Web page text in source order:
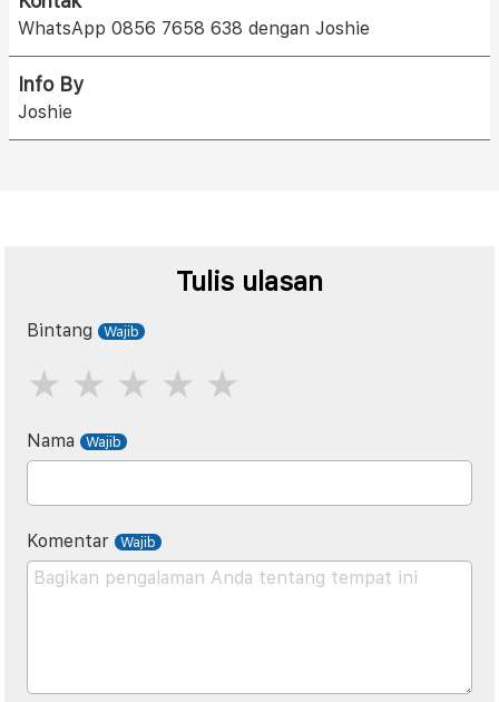
WhatsApp 0856 7658 638 dengan Joshie
Info By
Joshie
Tulis ulasan
Bintang
Nama
Komentar